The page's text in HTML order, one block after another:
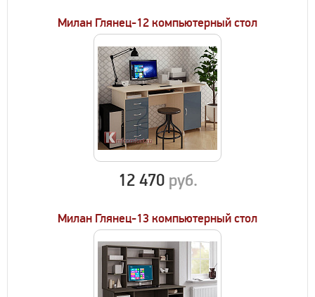
Милан Глянец-12 компьютерный стол
12 470 руб.
Милан Глянец-13 компьютерный стол